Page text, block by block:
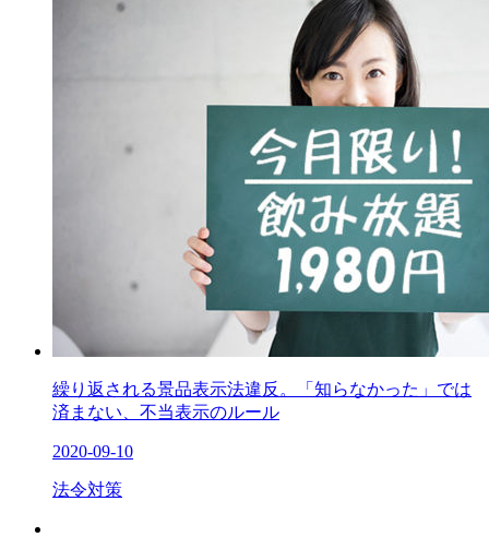
繰り返される景品表示法違反。「知らなかった」では
済まない、不当表示のルール
2020-09-10
法令対策